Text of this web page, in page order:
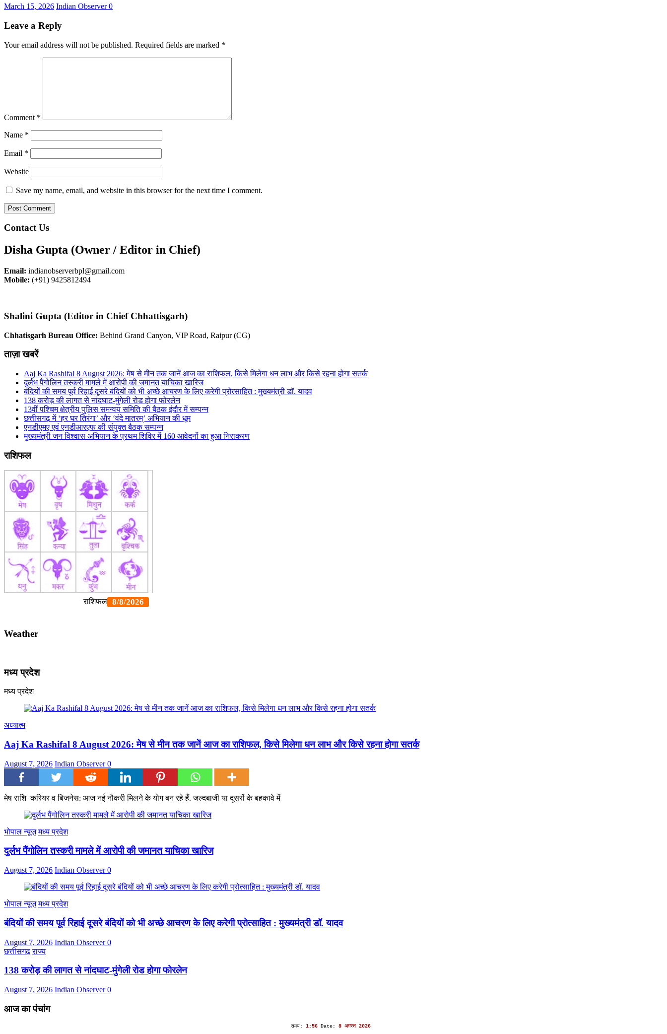
March 15, 2026 Indian Observer0
Leave a Reply
Your email address will not be published. Required fields are marked *
Comment *
Name *
Email *
Website
Save my name, email, and website in this browser for the next time I comment.
Contact Us
Disha Gupta (Owner / Editor in Chief)
Email: indianobserverbpl@gmail.com
Mobile: (+91) 9425812494
Shalini Gupta (Editor in Chief Chhattisgarh)
Chhatisgarh Bureau Office: Behind Grand Canyon, VIP Road, Raipur (CG)
ताज़ा खबरें
Aaj Ka Rashifal 8 August 2026: मेष से मीन तक जानें आज का राशिफल, किसे मिलेगा धन लाभ और किसे रहना होगा सतर्क
दुर्लभ पैंगोलिन तस्करी मामले में आरोपी की जमानत याचिका खारिज
बंदियों की समय पूर्व रिहाई दूसरे बंदियों को भी अच्छे आचरण के लिए करेगी प्रोत्साहित : मुख्यमंत्री डॉ. यादव
138 करोड़ की लागत से नांदघाट-मुंगेली रोड होगा फोरलेन
13वीं पश्चिम क्षेत्रीय पुलिस समन्वय समिति की बैठक इंदौर में सम्पन्न
छत्तीसगढ़ में ‘हर घर तिरंगा’ और ‘वंदे मातरम्’ अभियान की धूम
एनडीएमए एवं एनडीआरएफ की संयुक्त बैठक सम्पन्न
मुख्यमंत्री जन विश्वास अभियान के प्रथम शिविर में 160 आवेदनों का हुआ निराकरण
राशिफल
Weather
मध्य प्रदेश
मध्य प्रदेश
अध्यात्म
Aaj Ka Rashifal 8 August 2026: मेष से मीन तक जानें आज का राशिफल, किसे मिलेगा धन लाभ और किसे रहना होगा सतर्क
August 7, 2026 Indian Observer0
मेष राशि करियर व बिजनेस: आज नई नौकरी मिलने के योग बन रहे हैं. जल्दबाजी या दूसरों के बहकावे में
भोपाल न्यूज़ मध्य प्रदेश
दुर्लभ पैंगोलिन तस्करी मामले में आरोपी की जमानत याचिका खारिज
August 7, 2026 Indian Observer0
भोपाल न्यूज़ मध्य प्रदेश
बंदियों की समय पूर्व रिहाई दूसरे बंदियों को भी अच्छे आचरण के लिए करेगी प्रोत्साहित : मुख्यमंत्री डॉ. यादव
August 7, 2026 Indian Observer0
छत्तीसगढ़ राज्य
138 करोड़ की लागत से नांदघाट-मुंगेली रोड होगा फोरलेन
August 7, 2026 Indian Observer0
आज का पंचांग